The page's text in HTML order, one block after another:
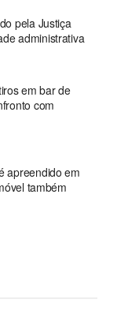
pela Justiça
administrativa
em bar de
com
apreendido em
também